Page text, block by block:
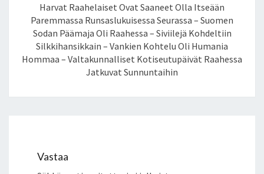
A
N
O
P
E
T
Harvat Raahelaiset Ovat Saaneet Olla Itseään
Paremmassa Runsaslukuisessa Seurassa – Suomen
Sodan Päämaja Oli Raahessa – Siviilejä Kohdeltiin
Silkkihansikkain – Vankien Kohtelu Oli Humania
Hommaa – Valtakunnalliset Kotiseutupäivät Raahessa
Jatkuvat Sunnuntaihin
Vastaa